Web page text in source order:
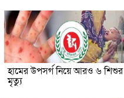
হামের উপসর্গ নিয়ে আরও ৬ শিশুর
মৃত্যু